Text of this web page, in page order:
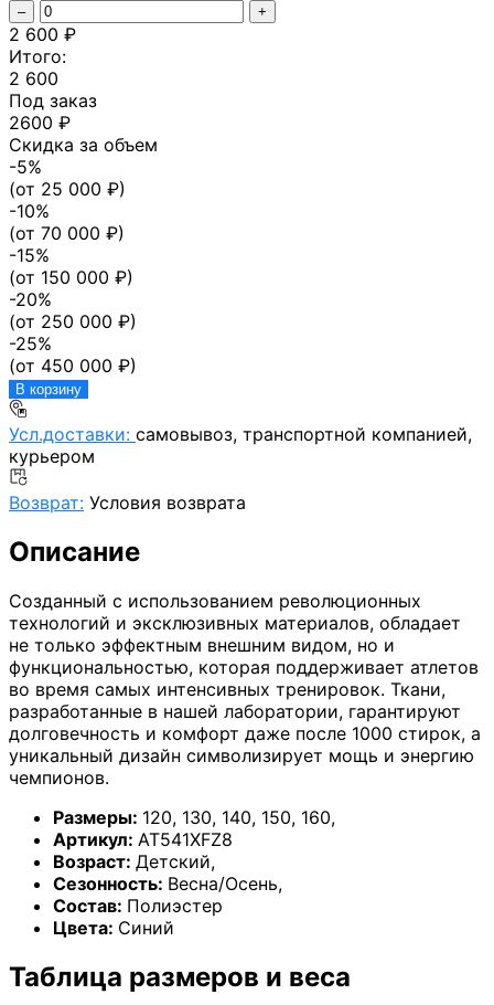
– +
2 600 ₽
Итого:
2 600
Под заказ
2600 ₽
Скидка за объем
-5%
(от 25 000 ₽)
-10%
(от 70 000 ₽)
-15%
(от 150 000 ₽)
-20%
(от 250 000 ₽)
-25%
(от 450 000 ₽)
В корзину
Усл.доставки: самовывоз, транспортной компанией,
курьером
Возврат: Условия возврата
Описание
Созданный с использованием революционных
технологий и эксклюзивных материалов, обладает
не только эффектным внешним видом, но и
функциональностью, которая поддерживает атлетов
во время самых интенсивных тренировок. Ткани,
разработанные в нашей лаборатории, гарантируют
долговечность и комфорт даже после 1000 стирок, а
уникальный дизайн символизирует мощь и энергию
чемпионов.
Размеры: 120, 130, 140, 150, 160,
Артикул: AT541XFZ8
Возраст: Детский,
Сезонность: Весна/Осень,
Состав: Полиэстер
Цвета: Синий
Таблица размеров и веса